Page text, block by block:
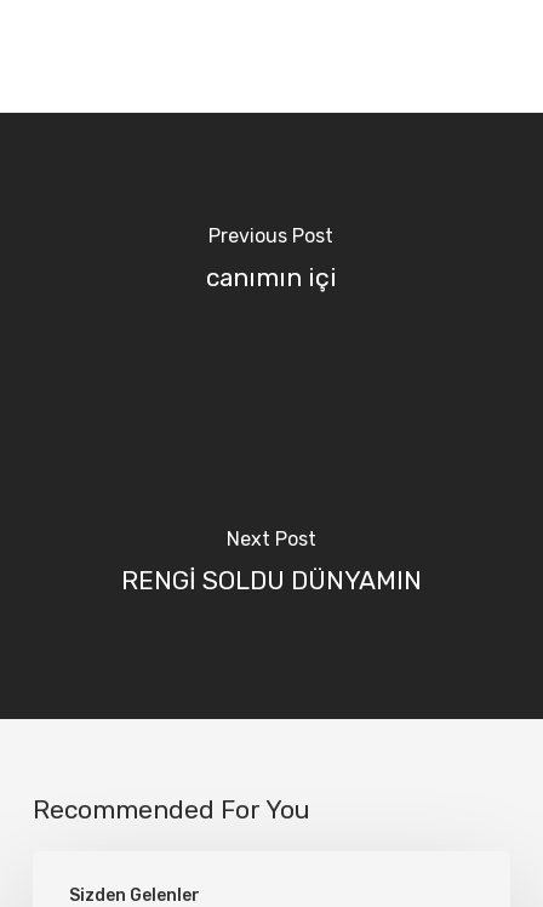
Previous Post
canımın içi
Next Post
RENGİ SOLDU DÜNYAMIN
Recommended For You
Sizden Gelenler